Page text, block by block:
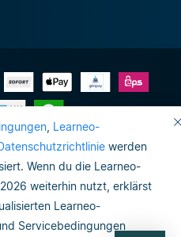
, Learneo-
werden
Wenn du die Learneo-
weiterhin nutzt, erklärst
Learneo-
Servicebedingungen
my personal info